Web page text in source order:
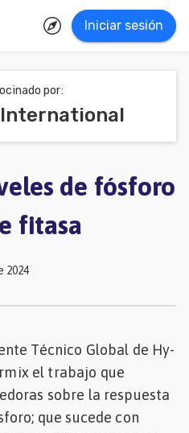
Iniciar sesión
por:
de fósforo
fitasa
2024
Técnico Global de Hy-
el trabajo que
sobre la respuesta
que sucede con